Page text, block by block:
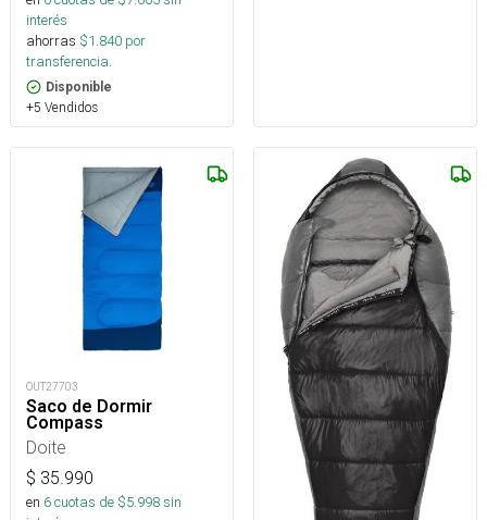
interés
ahorras $1.840 por
transferencia.
Disponible
+5 Vendidos
OUT27703
Saco de Dormir
Compass
Doite
$ 35.990
en 6cuotas de $5.998sin